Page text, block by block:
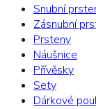
Snubní
Zásnubní
Prsteny
Náušnice
Přívěsky
Sety
Dárkové